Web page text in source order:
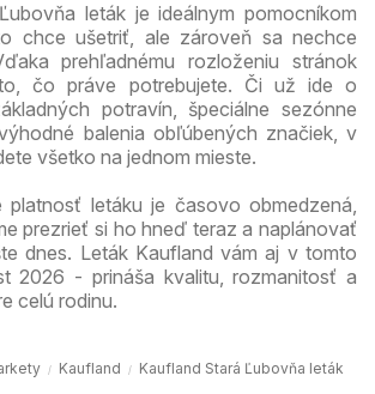
leták je ideálnym pomocníkom
chce ušetriť, ale zároveň sa nechce
prehľadnému rozloženiu stránok
čo práve potrebujete. Či už ide o
potravín, špeciálne sezónne
balenia obľúbených značiek, v
všetko na jednom mieste.
platnosť letáku je časovo obmedzená,
prezrieť si ho hneď teraz a naplánovať
dnes. Leták Kaufland vám aj v tomto
2026 - prináša kvalitu, rozmanitosť a
celú rodinu.
Kaufland Kaufland Stará Ľubovňa leták